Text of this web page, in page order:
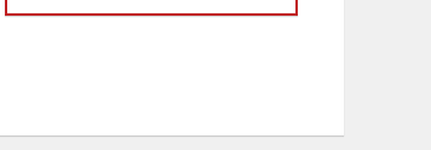
MenkenBewertungen